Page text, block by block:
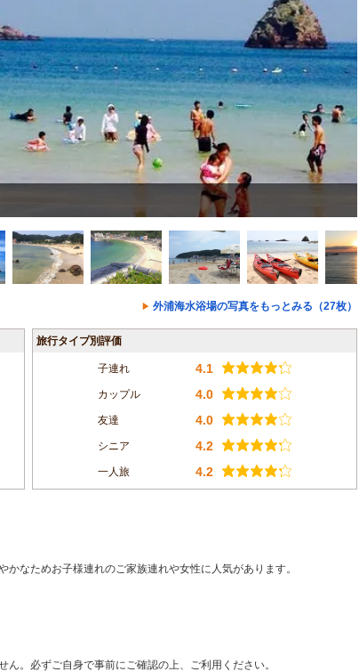
外浦海水浴場の写真をもっとみる（27枚）
旅行タイプ別評価
子連れ 4.1
カップル 4.0
友達 4.0
シニア 4.2
一人旅 4.2
なためお子様連れのご家族連れや女性に人気があります。
。必ずご自身で事前にご確認の上、ご利用ください。